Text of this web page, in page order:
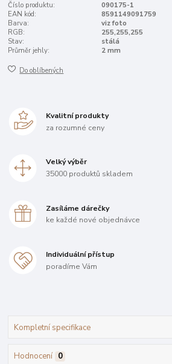
Číslo produktu:
090175-1
EAN kód:
8591149091759
Barva:
viz foto
RGB:
255,255,255
Stav:
stálá
Průměr jehly:
2 mm
Do oblíbených
Kvalitní produkty
za rozumné ceny
Velký výběr
35000 produktů skladem
Zasíláme dárečky
ke každé nové objednávce
Individuální přístup
poradíme Vám
Kompletní specifikace
Hodnocení 0